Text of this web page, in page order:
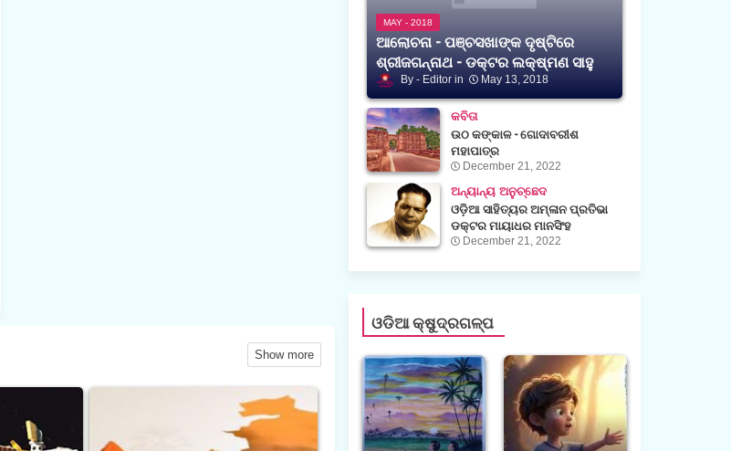
Show more
MAY - 2018
ଆଲୋଚନା - ପଞ୍ଚସଖାଙ୍କ ଦୃଷ୍ଟିରେ
ଶ୍ରୀଜଗନ୍ନାଥ - ଡକ୍ଟର ଲକ୍ଷ୍ମଣ ସାହୁ
Editor May 13, 2018
କବିତା
ଉଠ କଙ୍କାଳ - ଗୋଦାବରୀଶ
ମହାପାତ୍ର
December 21, 2022
ଅନ୍ୟାନ୍ୟ ଅନୁଚ୍ଛେଦ
ଓଡ଼ିଆ ସାହିତ୍ୟର ଅମ୍ଳାନ ପ୍ରତିଭା
ଡକ୍ଟର ମାୟାଧର ମାନସିଂହ
December 21, 2022
ଓଡିଆ କ୍ଷୁଦ୍ରଗଳ୍ପ